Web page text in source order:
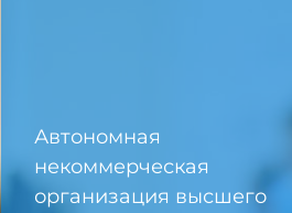
Автономная
некоммерческая
организация высшего